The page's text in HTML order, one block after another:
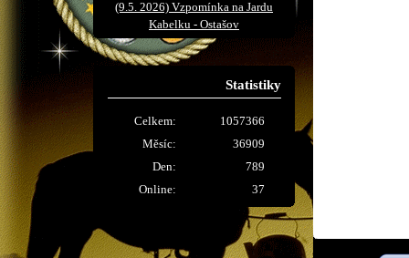
(9.5. 2026) Vzpomínka na Jardu
Kabelku - Ostašov
Statistiky
Online: 37
Celkem:
1057366
Měsíc:
36909
Den:
789